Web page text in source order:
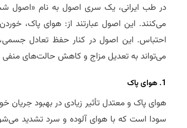
در طب ایرانی، یک سری اصول به نام
می‌کنند. این اصول عبارتند از: هوای پاک،
احتباس. این اصول در کنار حفظ تعادل
می‌تواند به تعدیل مزاج و کاهش حالت‌های
1. هوای پاک
هوای پاک و معتدل تأثیر زیادی در بهبود جریان
سودا است که با هوای آلوده و سرد تشدید